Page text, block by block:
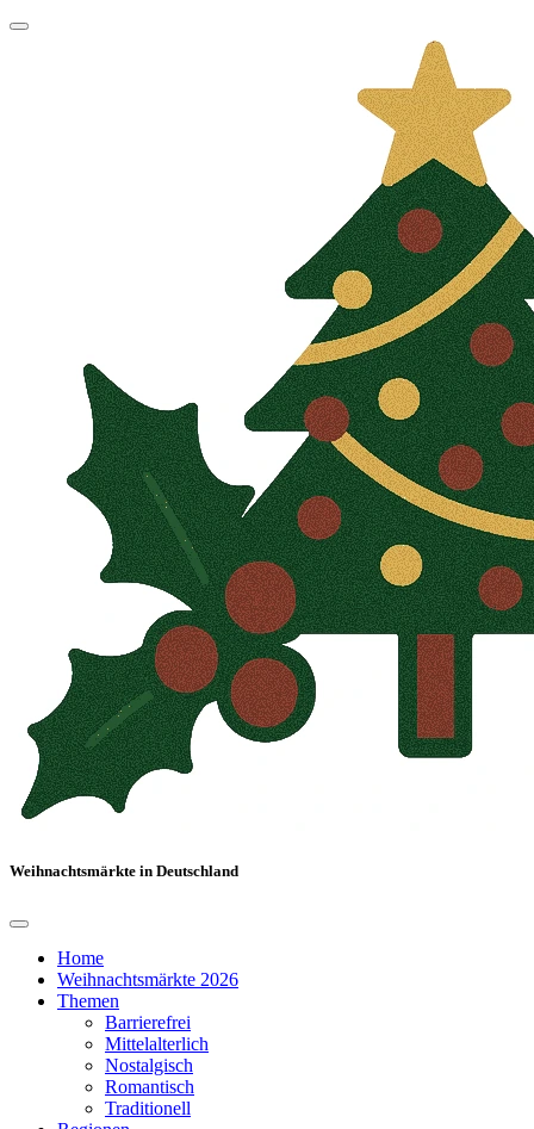
Weihnachtsmärkte in Deutschland
Home
Weihnachtsmärkte 2026
Themen
Barrierefrei
Mittelalterlich
Nostalgisch
Romantisch
Traditionell